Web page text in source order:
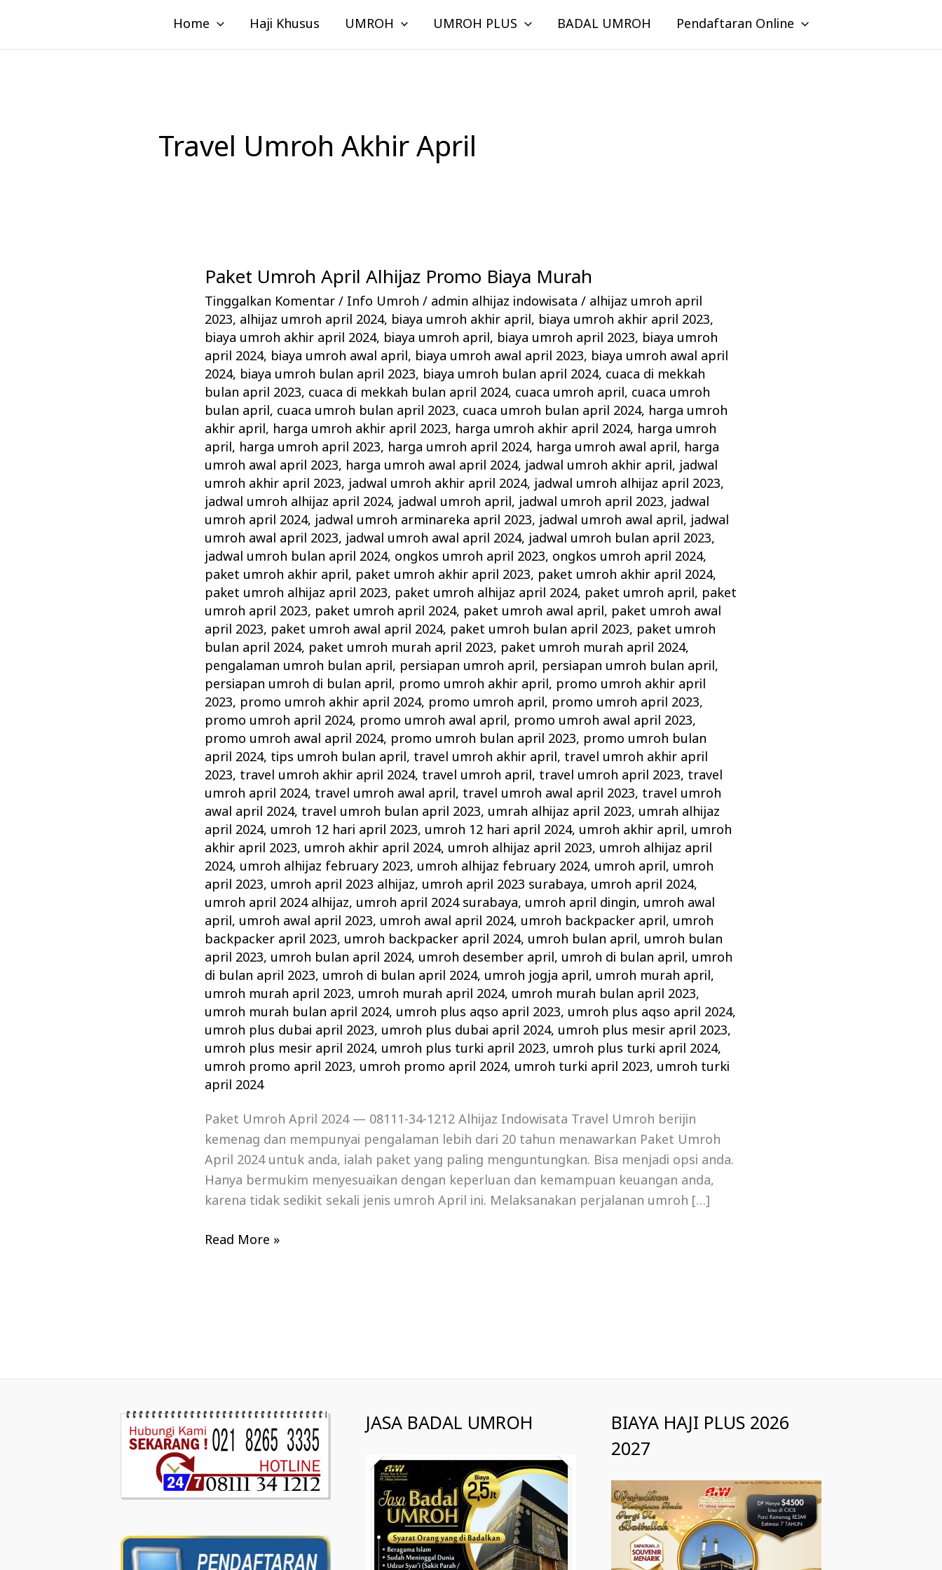
konten
Home Haji Khusus UMROH UMROH PLUS BADAL UMROH Pendaftaran Online
Travel Umroh Akhir April
Paket Umroh April Alhijaz Promo Biaya Murah
Tinggalkan Komentar / Info Umroh / admin alhijaz indowisata/ alhijaz umroh april
2023, alhijaz umroh april 2024, biaya umroh akhir april, biaya umroh akhir april 2023,
biaya umroh akhir april 2024, biaya umroh april, biaya umroh april 2023, biaya umroh
april 2024, biaya umroh awal april, biaya umroh awal april 2023, biaya umroh awal april
2024, biaya umroh bulan april 2023, biaya umroh bulan april 2024, cuaca di mekkah
bulan april 2023, cuaca di mekkah bulan april 2024, cuaca umroh april, cuaca umroh
bulan april, cuaca umroh bulan april 2023, cuaca umroh bulan april 2024, harga umroh
akhir april, harga umroh akhir april 2023, harga umroh akhir april 2024, harga umroh
april, harga umroh april 2023, harga umroh april 2024, harga umroh awal april, harga
umroh awal april 2023, harga umroh awal april 2024, jadwal umroh akhir april, jadwal
umroh akhir april 2023, jadwal umroh akhir april 2024, jadwal umroh alhijaz april 2023,
jadwal umroh alhijaz april 2024, jadwal umroh april, jadwal umroh april 2023, jadwal
umroh april 2024, jadwal umroh arminareka april 2023, jadwal umroh awal april, jadwal
umroh awal april 2023, jadwal umroh awal april 2024, jadwal umroh bulan april 2023,
jadwal umroh bulan april 2024, ongkos umroh april 2023, ongkos umroh april 2024,
paket umroh akhir april, paket umroh akhir april 2023, paket umroh akhir april 2024,
paket umroh alhijaz april 2023, paket umroh alhijaz april 2024, paket umroh april, paket
umroh april 2023, paket umroh april 2024, paket umroh awal april, paket umroh awal
april 2023, paket umroh awal april 2024, paket umroh bulan april 2023, paket umroh
bulan april 2024, paket umroh murah april 2023, paket umroh murah april 2024,
pengalaman umroh bulan april, persiapan umroh april, persiapan umroh bulan april,
persiapan umroh di bulan april, promo umroh akhir april, promo umroh akhir april
2023, promo umroh akhir april 2024, promo umroh april, promo umroh april 2023,
promo umroh april 2024, promo umroh awal april, promo umroh awal april 2023,
promo umroh awal april 2024, promo umroh bulan april 2023, promo umroh bulan
april 2024, tips umroh bulan april, travel umroh akhir april, travel umroh akhir april
2023, travel umroh akhir april 2024, travel umroh april, travel umroh april 2023, travel
umroh april 2024, travel umroh awal april, travel umroh awal april 2023, travel umroh
awal april 2024, travel umroh bulan april 2023, umrah alhijaz april 2023, umrah alhijaz
april 2024, umroh 12 hari april 2023, umroh 12 hari april 2024, umroh akhir april, umroh
akhir april 2023, umroh akhir april 2024, umroh alhijaz april 2023, umroh alhijaz april
2024, umroh alhijaz february 2023, umroh alhijaz february 2024, umroh april, umroh
april 2023, umroh april 2023 alhijaz, umroh april 2023 surabaya, umroh april 2024,
umroh april 2024 alhijaz, umroh april 2024 surabaya, umroh april dingin, umroh awal
april, umroh awal april 2023, umroh awal april 2024, umroh backpacker april, umroh
backpacker april 2023, umroh backpacker april 2024, umroh bulan april, umroh bulan
april 2023, umroh bulan april 2024, umroh desember april, umroh di bulan april, umroh
di bulan april 2023, umroh di bulan april 2024, umroh jogja april, umroh murah april,
umroh murah april 2023, umroh murah april 2024, umroh murah bulan april 2023,
umroh murah bulan april 2024, umroh plus aqso april 2023, umroh plus aqso april 2024,
umroh plus dubai april 2023, umroh plus dubai april 2024, umroh plus mesir april 2023,
umroh plus mesir april 2024, umroh plus turki april 2023, umroh plus turki april 2024,
umroh promo april 2023, umroh promo april 2024, umroh turki april 2023, umroh turki
april 2024
Paket Umroh April 2024 — 08111-34-1212 Alhijaz Indowisata Travel Umroh berijin
kemenag dan mempunyai pengalaman lebih dari 20 tahun menawarkan Paket Umroh
April 2024 untuk anda, ialah paket yang paling menguntungkan. Bisa menjadi opsi anda.
Hanya bermukim menyesuaikan dengan keperluan dan kemampuan keuangan anda,
karena tidak sedikit sekali jenis umroh April ini. Melaksanakan perjalanan umroh […]
Paket
Umroh
April
Alhijaz
Promo
Biaya
Murah
Read More »
JASA BADAL UMROH
BIAYA HAJI PLUS 2026
2027